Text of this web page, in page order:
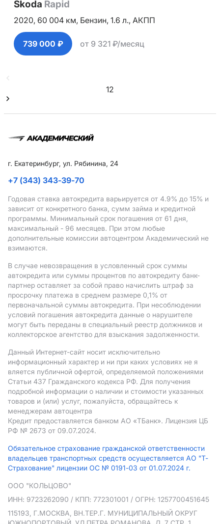
Skoda Rapid
2020, 60 004 км, Бензин, 1.6 л., АКПП
739 000 ₽ от 9 321 ₽/месяц
12
г. Екатеринбург, ул. Рябинина, 24
+7 (343) 343-39-70
Годовая ставка автокредита варьируется от 4.9% до 15% и
зависит от конкретного банка, сумм займа и кредитной
программы. Минимальный срок погашения от 61 дня,
максимальный - 96 месяцев. При этом любые
дополнительные комиссии автоцентром Академический не
взимаются.
В случае невозвращения в условленный срок суммы
автокредита или суммы процентов по автокредиту банк-
партнер оставляет за собой право начислить штраф за
просрочку платежа в среднем размере 0,1% от
первоначальной суммы автокредита. При несоблюдении
условий погашения автокредита данные о нарушителе
могут быть переданы в специальный реестр должников и
коллекторское агентство для взыскания задолженности.
Данный Интернет-сайт носит исключительно
информационный характер и ни при каких условиях не я
вляется публичной офертой, определяемой положениями
Статьи 437 Гражданского кодекса РФ. Для получения
подробной информации о наличии и стоимости указанных
товаров и (или) услуг, пожалуйста, обращайтесь к
менеджерам автоцентра
Кредит предоставляется банком АO «ТБанк». Лицензия ЦБ
РФ № 2673 от 09.07.2024.
Обязательное страхование гражданской ответственности
владельцев транспортных средств осуществляется АО "Т-
Страхование" лицензии ОС № 0191-03 от 01.07.2024 г.
ООО "КОЛЬЦОВО"
ИНН: 9723262090 / КПП: 772301001 / ОГРН: 1257700451645
115193, Г.МОСКВА, ВН.ТЕР.Г. МУНИЦИПАЛЬНЫЙ ОКРУГ